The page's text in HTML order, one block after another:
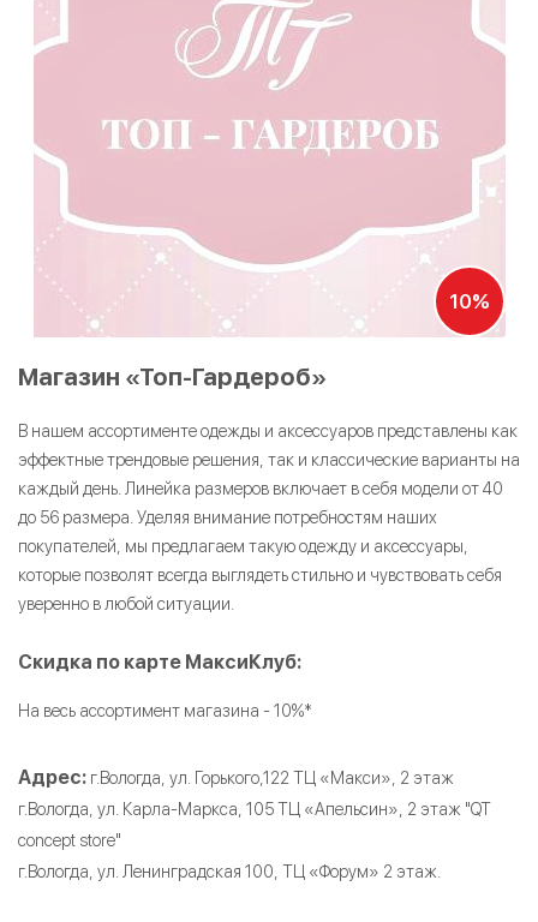
10%
Магазин «Топ-Гардероб»
В нашем ассортименте одежды и аксессуаров представлены как
эффектные трендовые решения, так и классические варианты на
каждый день. Линейка размеров включает в себя модели от 40
до 56 размера. Уделяя внимание потребностям наших
покупателей, мы предлагаем такую одежду и аксессуары,
которые позволят всегда выглядеть стильно и чувствовать себя
уверенно в любой ситуации.
Скидка по карте МаксиКлуб:
На весь ассортимент магазина - 10%*
Адрес: г.Вологда, ул. Горького,122 ТЦ «Макси», 2 этаж
г.Вологда, ул. Карла-Маркса, 105 ТЦ «Апельсин», 2 этаж "QT
concept store"
г.Вологда, ул. Ленинградская 100, ТЦ «Форум» 2 этаж.